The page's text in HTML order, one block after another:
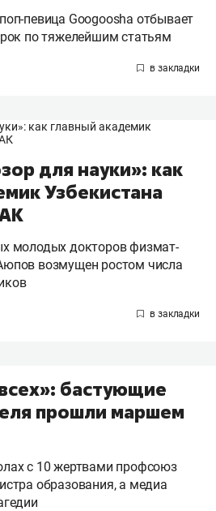
певица Googoosha отбывает
по тяжелейшим статьям
для науки»: как
Узбекистана
молодых докторов физмат-
возмущен ростом числа
бастующие
прошли маршем
с 10 жертвами профсоюз
образования, а медиа